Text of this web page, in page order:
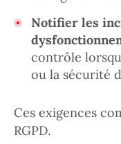
Notifier les
contrôle
ou la sécurité
Ces exigences
RGPD.